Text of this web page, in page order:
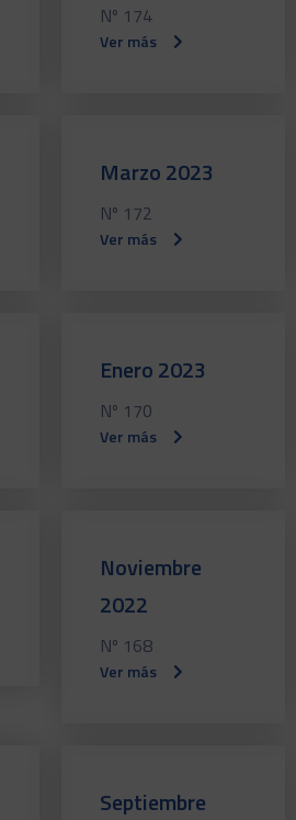
Nº 174
Ver más
Marzo 2023
Nº 172
Ver más
Enero 2023
Nº 170
Ver más
Noviembre
2022
Nº 168
Ver más
Septiembre